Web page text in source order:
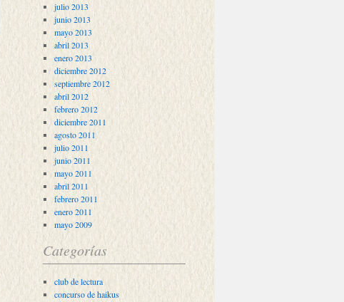
julio 2013
junio 2013
mayo 2013
abril 2013
enero 2013
diciembre 2012
septiembre 2012
abril 2012
febrero 2012
diciembre 2011
agosto 2011
julio 2011
junio 2011
mayo 2011
abril 2011
febrero 2011
enero 2011
mayo 2009
Categorías
club de lectura
concurso de haikus